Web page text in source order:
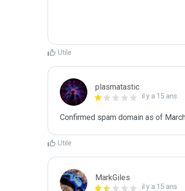
Utile
plasmatastic
il y a 15 ans
Confirmed spam domain as of
Utile
MarkGiles
il y a 15 ans